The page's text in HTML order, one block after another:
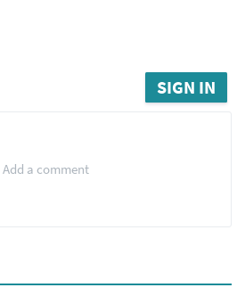
SIGN IN
Add a comment